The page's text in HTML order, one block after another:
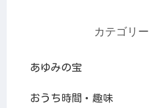
カテゴリー
あゆみの宝
おうち時間・趣味